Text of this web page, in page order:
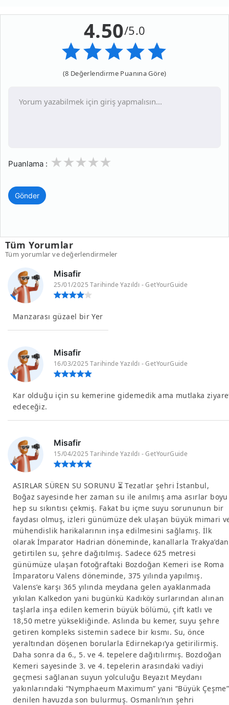
4.50/5.0
(8 Değerlendirme Puanına Göre)
Puanlama : 3
2
1
Gönder
Tüm Yorumlar
Tüm yorumlar ve değerlendirmeler
Misafir
25/01/2025 Tarihinde Yazıldı - GetYourGuide
Manzarası güzael bir Yer
Misafir
16/03/2025 Tarihinde Yazıldı - GetYourGuide
Kar olduğu için su kemerine gidemedik ama mutlaka
edeceğiz.
Misafir
15/04/2025 Tarihinde Yazıldı - GetYourGuide
ASIRLAR SÜREN SU SORUNU ⏳ Tezatlar şehri İstanbul,
Boğaz sayesinde her zaman su ile anılmış ama asırlar boyu
hep su sıkıntısı çekmiş. Fakat bu içme suyu sorununun bir
faydası olmuş, izleri günümüze dek ulaşan büyük mimari
mühendislik harikalarının inşa edilmesini sağlamış. İlk
olarak İmparator Hadrian döneminde, kanallarla Trakya’dan
getirtilen su, şehre dağıtılmış. Sadece 625 metresi
günümüze ulaşan fotoğraftaki Bozdoğan Kemeri ise Roma
İmparatoru Valens döneminde, 375 yılında yapılmış.
Valens’e karşı 365 yılında meydana gelen ayaklanmada
yıkılan Kalkedon yani bugünkü Kadıköy surlarından alınan
taşlarla inşa edilen kemerin büyük bölümü, çift katlı ve
18,50 metre yüksekliğinde. Aslında bu kemer, suyu şehre
getiren kompleks sistemin sadece bir kısmı. Su, önce
yeraltından döşenen borularla Edirnekapı’ya getirilirmiş.
Daha sonra da 6., 5. ve 4. tepelere dağıtılırmış. Bozdoğan
Kemeri sayesinde 3. ve 4. tepelerin arasındaki vadiyi
geçmesi sağlanan suyun yolculuğu Beyazıt Meydanı
yakınlarındaki “Nymphaeum Maximum” yani “Büyük Çeşme”
denilen havuzda son bulurmuş. Osmanlı’nın şehri